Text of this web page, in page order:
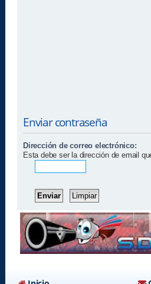
Enviar contraseña
Dirección de correo electrónico:
Esta debe ser la dirección de email